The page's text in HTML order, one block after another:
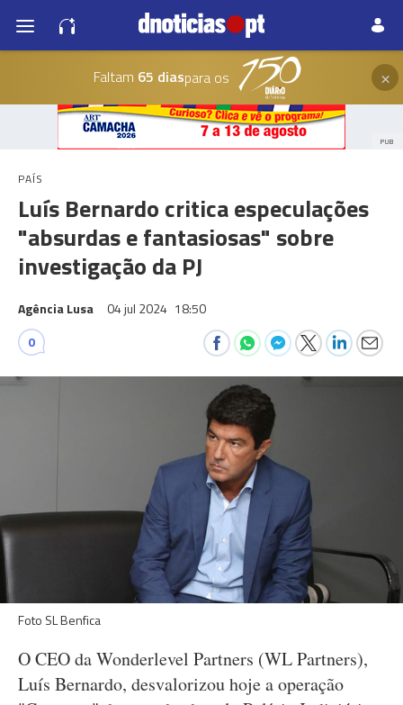
Faltam 65 diaspara os ×
PUB
PAÍS
Luís Bernardo critica especulações
"absurdas e fantasiosas" sobre
investigação da PJ
Agência Lusa 04 jul 2024 18:50
0
Foto SL Benfica
O CEO da Wonderlevel Partners (WL Partners),
Luís Bernardo, desvalorizou hoje a operação